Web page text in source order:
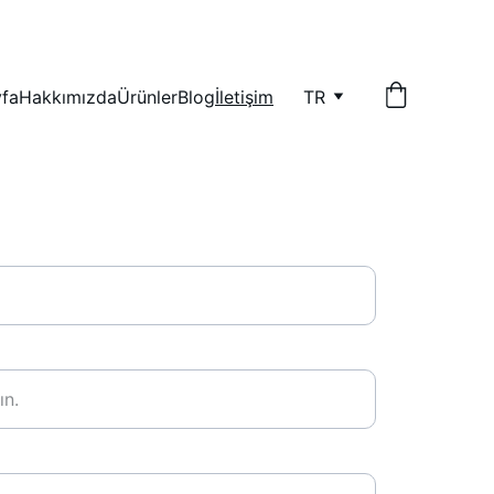
HakkımızdaÜrünlerBlogİletişim TR